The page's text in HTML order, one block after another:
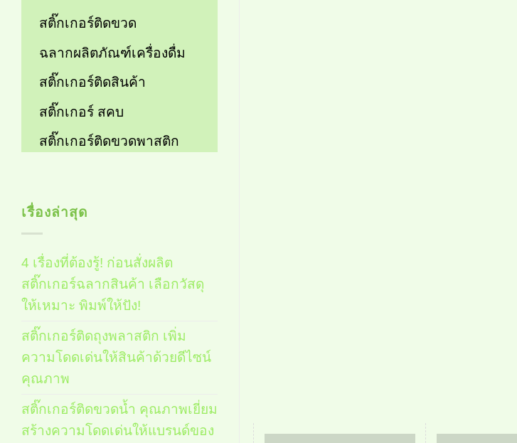
สติ๊กเกอร์ติดขวด
ฉลากผลิตภัณฑ์เครื่องดื่ม
สติ๊กเกอร์ติดสินค้า
สติ๊กเกอร์ สคบ
สติ๊กเกอร์ติดขวดพาสติก
เรื่องล่าสุด
4 เรื่องที่ต้องรู้! ก่อนสั่งผลิต
สติ๊กเกอร์ฉลากสินค้า เลือกวัสดุ
ให้เหมาะ พิมพ์ให้ปัง!
สติ๊กเกอร์ติดถุงพลาสติก เพิ่ม
ความโดดเด่นให้สินค้าด้วยดีไซน์
คุณภาพ
สติ๊กเกอร์ติดขวดน้ำ คุณภาพเยี่ยม
สร้างความโดดเด่นให้แบรนด์ของ